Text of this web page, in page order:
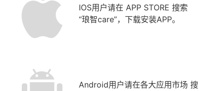
IOS用户请在 APP STORE 搜索
“琅智care”，下载安装APP。
Android用户请在各大应用市场 搜